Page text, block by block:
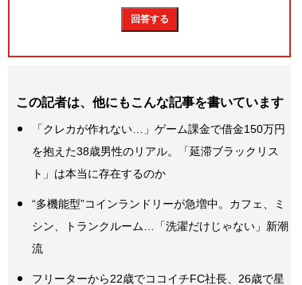
この記者は、他にもこんな記事を書いています
「クレカが作れない…」ゲーム課金で借金150万円
を抱えた38歳男性のリアル。「延滞ブラックリス
ト」は本当に存在するのか
“多機能型”コインランドリーが急増中。カフェ、ミ
シン、トランクルーム…「洗濯だけじゃない」新潮
流
フリーターから22歳でココイチFC社長、26歳で星